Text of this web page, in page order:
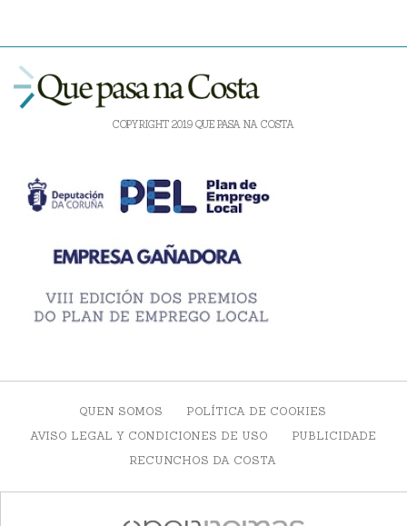
COPYRIGHT 2019 QUE PASA NA COSTA
QUEN SOMOS
POLÍTICA DE COOKIES
AVISO LEGAL Y CONDICIONES DE USO
PUBLICIDADE
RECUNCHOS DA COSTA